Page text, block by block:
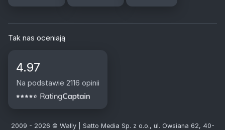
Tak nas oceniają
4.97
Na podstawie 2116 opinii
2009 - 2026 © Wally | Satto Media Sp. z o.o., ul. Owsiana 62, 40-